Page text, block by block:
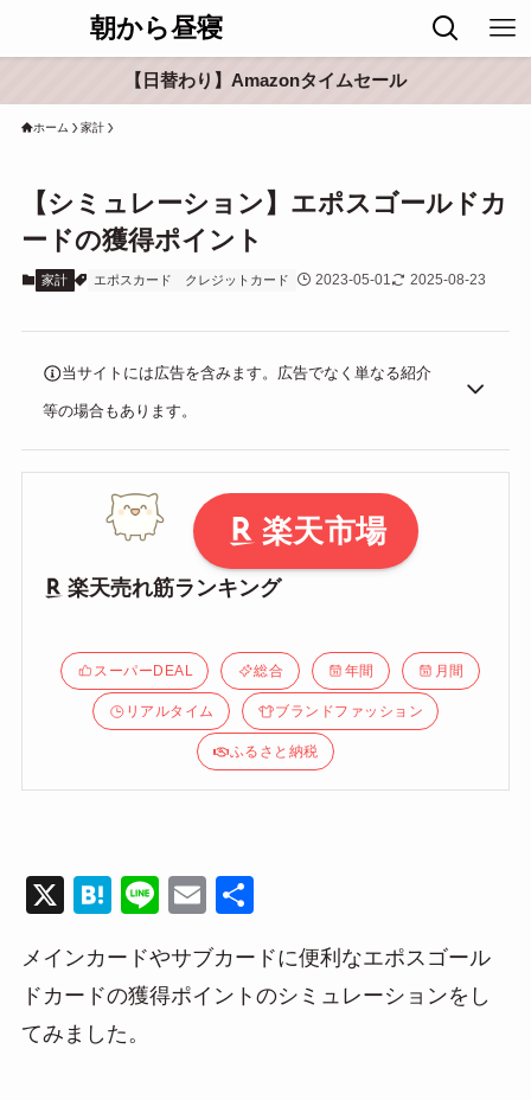
朝から昼寝
【日替わり】Amazonタイムセール
ホーム 家計
【シミュレーション】エポスゴールドカ
ードの獲得ポイント
家計 エポスカード クレジットカード 2023-05-01 2025-08-23
当サイトには広告を含みます。広告でなく単なる紹介
等の場合もあります。
楽天市場
楽天売れ筋ランキング
スーパーDEAL 総合 年間 月間
リアルタイム ブランドファッション
ふるさと納税
X
H
e
n
a
Li
e
E
ail
メインカードやサブカードに便利なエポスゴール
ドカードの獲得ポイントのシミュレーションをし
てみました。